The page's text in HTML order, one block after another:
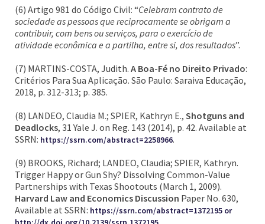
(6) Artigo 981 do Código Civil: “Celebram contrato de
sociedade as pessoas que reciprocamente se obrigam a
contribuir, com bens ou serviços, para o exercício de
atividade econômica e a partilha, entre si, dos resultados”.
(7) MARTINS-COSTA, Judith. A Boa-Fé no Direito Privado:
Critérios Para Sua Aplicação. São Paulo: Saraiva Educação,
2018, p. 312-313; p. 385.
(8) LANDEO, Claudia M.; SPIER, Kathryn E., Shotguns and
Deadlocks, 31 Yale J. on Reg. 143 (2014), p. 42. Available at
SSRN: https://ssrn.com/abstract=2258966.
(9) BROOKS, Richard; LANDEO, Claudia; SPIER, Kathryn.
Trigger Happy or Gun Shy? Dissolving Common-Value
Partnerships with Texas Shootouts (March 1, 2009).
Harvard Law and Economics Discussion Paper No. 630,
Available at SSRN: https://ssrn.com/abstract=1372195 or